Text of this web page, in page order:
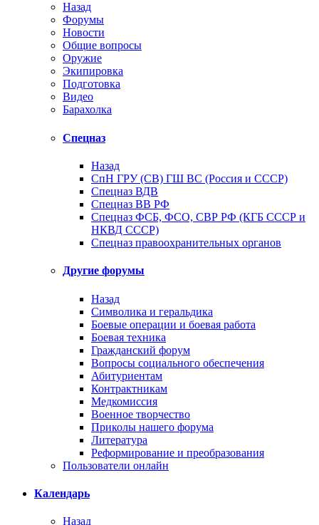
Назад
Форумы
Новости
Общие вопросы
Оружие
Экипировка
Подготовка
Видео
Барахолка
Спецназ
Назад
СпН ГРУ (СВ) ГШ ВС (Россия и СССР)
Спецназ ВДВ
Спецназ ВВ РФ
Спецназ ФСБ, ФСО, СВР РФ (КГБ СССР и
НКВД СССР)
Спецназ правоохранительных органов
Другие форумы
Назад
Символика и геральдика
Боевые операции и боевая работа
Боевая техника
Гражданский форум
Вопросы социального обеспечения
Абитуриентам
Контрактникам
Медкомиссия
Военное творчество
Приколы нашего форума
Литература
Реформирование и преобразования
Пользователи онлайн
Календарь
Назад